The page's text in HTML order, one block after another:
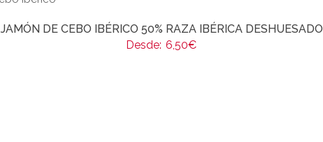
JAMÓN DE CEBO IBÉRICO 50% RAZA IBÉRICA DESHUESADO
Desde: 6,50€